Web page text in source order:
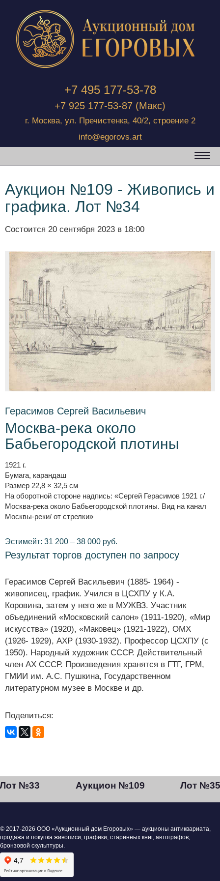
+7 495 177-53-78
+7 925 177-53-87 (Макс)
г. Москва, ул. Пречистенка, 40/2, строение 2
info@egorovs.art
Аукцион №109 - Живопись и
графика. Лот №34
Состоится 20 сентября 2023 в 18:00
Герасимов Сергей Васильевич
Москва-река около
Бабьегородской плотины
1921 г.
Бумага, карандаш
Размер 22,8 × 32,5 см
На оборотной стороне надпись: «Сергей Герасимов 1921 г./
Москва-река около Бабьегородской плотины. Вид на канал
Москвы-реки/ от стрелки»
Эстимейт: 31 200 – 38 000 руб.
Результат торгов доступен по запросу
Герасимов Сергей Васильевич (1885- 1964) -
живописец, график. Учился в ЦСХПУ у К.А.
Коровина, затем у него же в МУЖВЗ. Участник
объединений «Московский салон» (1911-1920), «Мир
искусства» (1920), «Маковец» (1921-1922), ОМХ
(1926- 1929), АХР (1930-1932). Профессор ЦСХПУ (с
1950). Народный художник СССР. Действительный
член АХ СССР. Произведения хранятся в ГТГ, ГРМ,
ГМИИ им. А.С. Пушкина, Государственном
литературном музее в Москве и др.
Поделиться:
Лот №33 Аукцион №109 Лот №35
© 2017-2026 ООО «Аукционный дом Егоровых» — аукционы антиквариата,
продажа и покупка живописи, графики, старинных книг, автографов,
бронзовой скульптуры.